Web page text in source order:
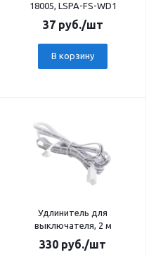
18005, LSPA-FS-WD1
37руб./шт
В корзину
Удлинитель для
выключателя, 2 м
330 руб./шт